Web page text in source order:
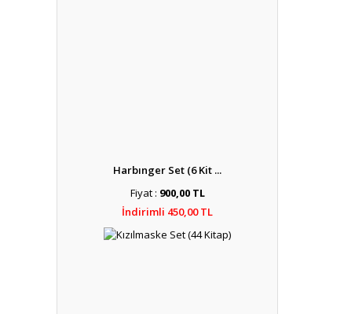
Harbınger Set (6 Kit ...
Fiyat : 900,00 TL
İndirimli 450,00 TL